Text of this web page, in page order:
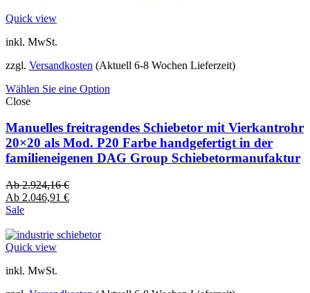
Quick view
inkl. MwSt.
zzgl. Versandkosten (Aktuell 6-8 Wochen Lieferzeit)
Wählen Sie eine Option
Close
Manuelles freitragendes Schiebetor mit Vierkantrohr
20×20 als Mod. P20 Farbe handgefertigt in der
familieneigenen DAG Group Schiebetormanufaktur
Ab2.924,16€
Ab 2.046,91 €
Sale
Quick view
inkl. MwSt.